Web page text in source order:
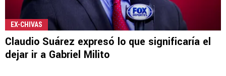
EX-CHIVAS
Claudio Suárez expresó lo que significaría el
dejar ir a Gabriel Milito